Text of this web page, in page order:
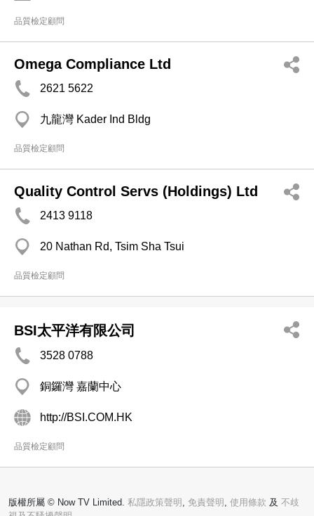
品質檢定顧問
Omega Compliance Ltd
2621 5622
九龍灣 Kader Ind Bldg
品質檢定顧問
Quality Control Servs (Holdings) Ltd
2413 9118
20 Nathan Rd, Tsim Sha Tsui
品質檢定顧問
BSI太平洋有限公司
3528 0788
銅鑼灣 嘉蘭中心
http://BSI.COM.HK
品質檢定顧問
版權所屬 © Now TV Limited. 私隱政策聲明 , 免責聲明 , 使用條款 及 不歧